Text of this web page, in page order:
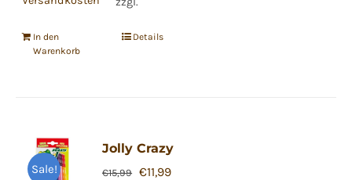
In den
Warenkorb
Details
Sale!
Jolly Crazy
€15,99 Ursprünglicher
€11,99Aktueller